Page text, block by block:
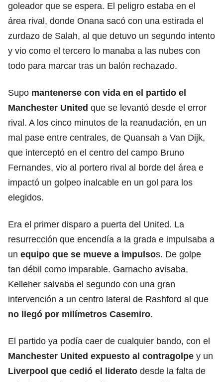
goleador que se espera. El peligro estaba en el
área rival, donde Onana sacó con una estirada el
zurdazo de Salah, al que detuvo un segundo intento
y vio como el tercero lo manaba a las nubes con
todo para marcar tras un balón rechazado.
Supo mantenerse con vida en el partido el
Manchester United que se levantó desde el error
rival. A los cinco minutos de la reanudación, en un
mal pase entre centrales, de Quansah a Van Dijk,
que interceptó en el centro del campo Bruno
Fernandes, vio al portero rival al borde del área e
impactó un golpeo inalcable en un gol para los
elegidos.
Era el primer disparo a puerta del United. La
resurrección que encendía a la grada e impulsaba a
un equipo que se mueve a impulsos. De golpe
tan débil como imparable. Garnacho avisaba,
Kelleher salvaba el segundo con una gran
intervención a un centro lateral de Rashford al que
no llegó por milímetros Casemiro.
El partido ya podía caer de cualquier bando, con el
Manchester United expuesto al contragolpe y un
Liverpool que cedió el liderato desde la falta de